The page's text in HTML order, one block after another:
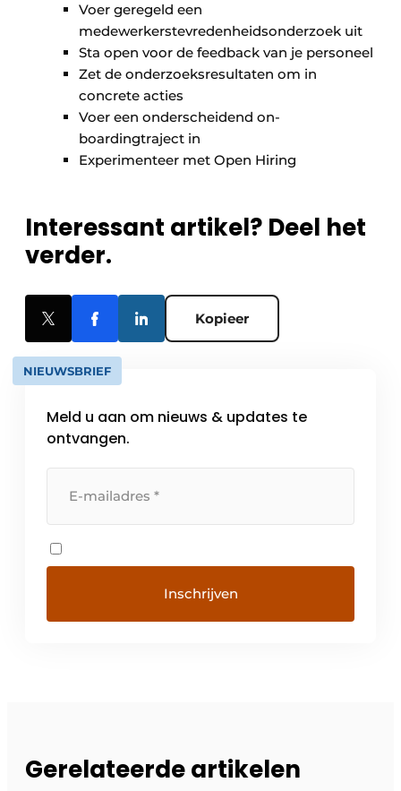
Voer geregeld een
medewerkerstevredenheidsonderzoek uit
Sta open voor de feedback van je personeel
Zet de onderzoeksresultaten om in
concrete acties
Voer een onderscheidend on-
boardingtraject in
Experimenteer met Open Hiring
Interessant artikel? Deel het
verder.
Kopieer
NIEUWSBRIEF
Meld u aan om nieuws & updates te
ontvangen.
Gerelateerde artikelen